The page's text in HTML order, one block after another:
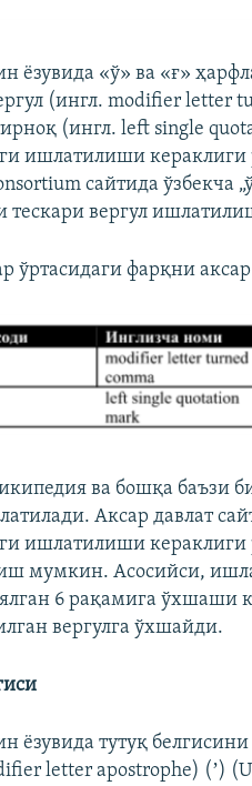
ёзувида «ў» ва «ғ»
(ингл. modifier letter
(ингл. left single
ишлатилиши кераклиги
сайтида ўзбекча
тескари вергул
ўртасидаги фарқни
ва бошқа баъзи
Аксар давлат
ишлатилиши кераклиги
мумкин. Асосийси,
6 рақамига ўхшаши
вергулга ўхшайди.
ёзувида тутуқ
letter apostrophe) (ʼ)